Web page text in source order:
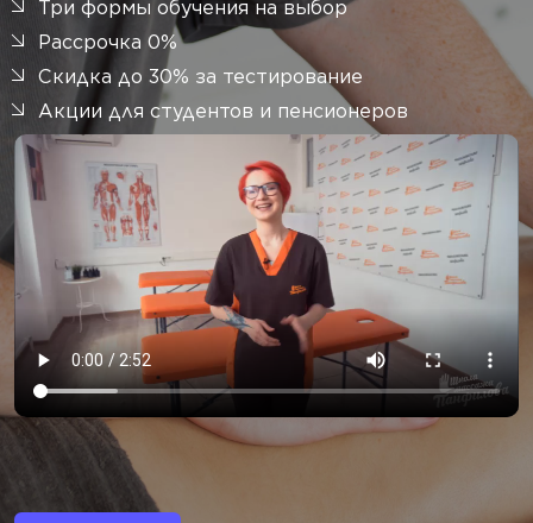
Три формы обучения на выбор
Рассрочка 0%
Скидка до 30% за тестирование
Акции для студентов и пенсионеров